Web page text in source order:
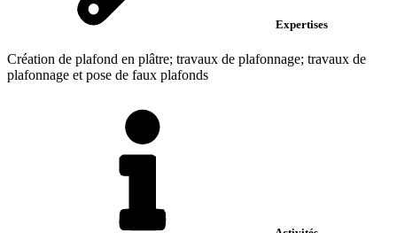
Expertises
Création de plafond en plâtre; travaux de plafonnage; travaux de
plafonnage et pose de faux plafonds